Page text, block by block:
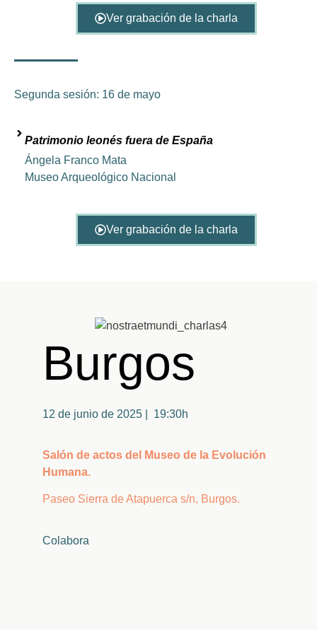
Ver grabación de la charla
Segunda sesión: 16 de mayo
Patrimonio leonés fuera de España
Ángela Franco Mata
Museo Arqueológico Nacional
Ver grabación de la charla
Burgos
12 de junio de 2025 | 19:30h
Salón de actos del Museo de la Evolución
Humana.
Paseo Sierra de Atapuerca s/n, Burgos.
Colabora